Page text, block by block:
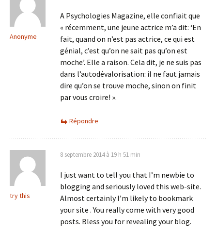
Anonyme
A Psychologies Magazine, elle confiait que
« récemment, une jeune actrice m’a dit: ‘En
fait, quand on n’est pas actrice, ce qui est
génial, c’est qu’on ne sait pas qu’on est
moche’. Elle a raison. Cela dit, je ne suis pas
dans l’autodévalorisation: il ne faut jamais
dire qu’on se trouve moche, sinon on finit
par vous croire! ».
Répondre
try this
8 septembre 2014 à 19 h 51 min
I just want to tell you that I’m newbie to
blogging and seriously loved this web-site.
Almost certainly I’m likely to bookmark
your site . You really come with very good
posts. Bless you for revealing your blog.